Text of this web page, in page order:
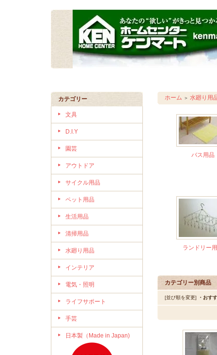
カテゴリー
文具
D.I.Y
園芸
アウトドア
サイクル用品
ペット用品
生活用品
清掃用品
水廻り用品
インテリア
電気・照明
ライフサポート
手芸
日本製（Made in Japan)
ホーム ＞ 水廻り用
バス用品
ランドリー
カテゴリー別商品
[並び順を変更] ・おす